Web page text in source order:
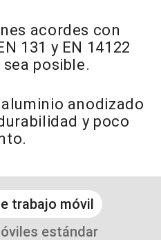
acordes con
131 y EN 14122
posible.
anodizado
y poco
trabajo móvil
estándar